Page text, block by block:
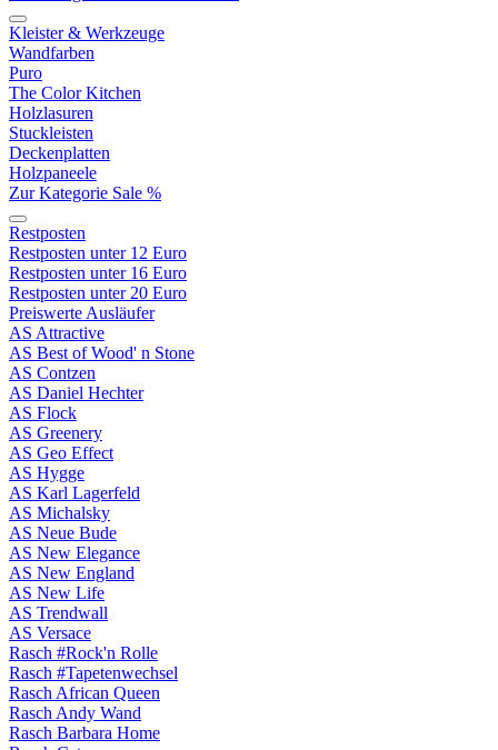
Kleister & Werkzeuge
Wandfarben
Puro
The Color Kitchen
Holzlasuren
Stuckleisten
Deckenplatten
Holzpaneele
Zur Kategorie Sale %
Restposten
Restposten unter 12 Euro
Restposten unter 16 Euro
Restposten unter 20 Euro
Preiswerte Ausläufer
AS Attractive
AS Best of Wood' n Stone
AS Contzen
AS Daniel Hechter
AS Flock
AS Greenery
AS Geo Effect
AS Hygge
AS Karl Lagerfeld
AS Michalsky
AS Neue Bude
AS New Elegance
AS New England
AS New Life
AS Trendwall
AS Versace
Rasch #Rock'n Rolle
Rasch #Tapetenwechsel
Rasch African Queen
Rasch Andy Wand
Rasch Barbara Home